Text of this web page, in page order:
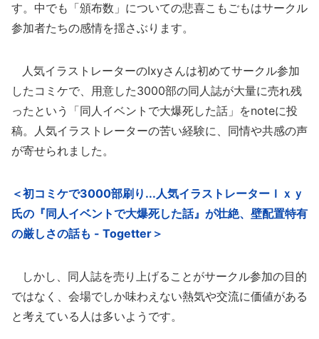
す。中でも「頒布数」についての悲喜こもごもはサークル
参加者たちの感情を揺さぶります。
人気イラストレーターのIxyさんは初めてサークル参加
したコミケで、用意した3000部の同人誌が大量に売れ残
ったという「同人イベントで大爆死した話」をnoteに投
稿。人気イラストレーターの苦い経験に、同情や共感の声
が寄せられました。
＜初コミケで3000部刷り...人気イラストレーターＩｘｙ
氏の『同人イベントで大爆死した話』が壮絶、壁配置特有
の厳しさの話も - Togetter＞
しかし、同人誌を売り上げることがサークル参加の目的
ではなく、会場でしか味わえない熱気や交流に価値がある
と考えている人は多いようです。